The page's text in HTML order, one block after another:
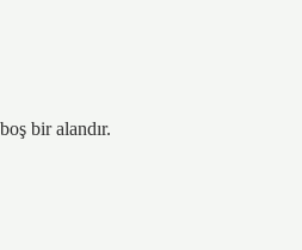
bir alandır.